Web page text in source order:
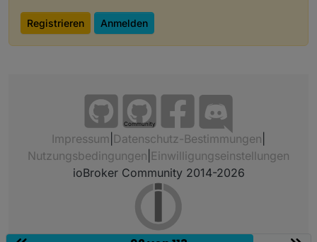
Registrieren Anmelden
Community
Impressum Datenschutz-Bestimmungen
Nutzungsbedingungen Einwilligungseinstellungen
ioBroker Community 2014-2026